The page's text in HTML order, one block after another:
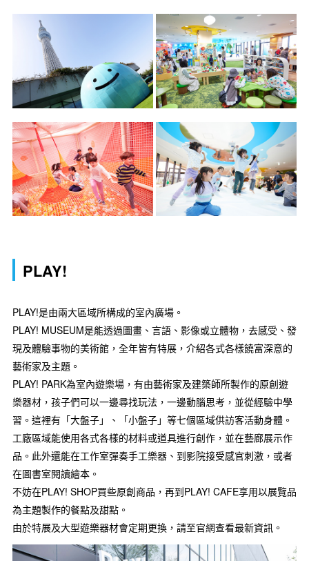
PLAY!
PLAY!是由兩大區域所構成的室內廣場。
PLAY! MUSEUM是能透過圖畫、言語、影像或立體物，去感受、發
現及體驗事物的美術館，全年皆有特展，介紹各式各樣饒富深意的
藝術家及主題。
PLAY! PARK為室內遊樂場，有由藝術家及建築師所製作的原創遊
樂器材，孩子們可以一邊尋找玩法，一邊動腦思考，並從經驗中學
習。這裡有「大盤子」、「小盤子」等七個區域供訪客活動身體。
工廠區域能使用各式各樣的材料或道具進行創作，並在藝廊展示作
品。此外還能在工作室彈奏手工樂器、到影院接受感官刺激，或者
在圖書室閱讀繪本。
不妨在PLAY! SHOP買些原創商品，再到PLAY! CAFE享用以展覽品
為主題製作的餐點及甜點。
由於特展及大型遊樂器材會定期更換，請至官網查看最新資訊。